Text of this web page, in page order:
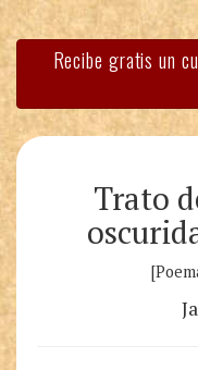
Recibe gratis un
Trato